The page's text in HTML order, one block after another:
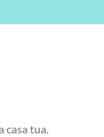
casa tua.